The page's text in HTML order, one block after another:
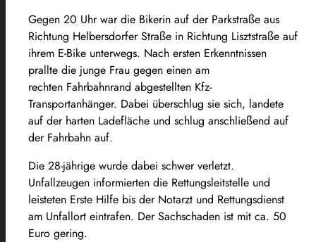
Gegen 20 Uhr war die Bikerin auf der Parkstraße aus
Richtung Helbersdorfer Straße in Richtung Lisztstraße auf
ihrem E-Bike unterwegs. Nach ersten Erkenntnissen
prallte die junge Frau gegen einen am
rechten Fahrbahnrand abgestellten Kfz-
Transportanhänger. Dabei überschlug sie sich, landete
auf der harten Ladefläche und schlug anschließend auf
der Fahrbahn auf.
Die 28-jährige wurde dabei schwer verletzt.
Unfallzeugen informierten die Rettungsleitstelle und
leisteten Erste Hilfe bis der Notarzt und Rettungsdienst
am Unfallort eintrafen. Der Sachschaden ist mit ca. 50
Euro gering.